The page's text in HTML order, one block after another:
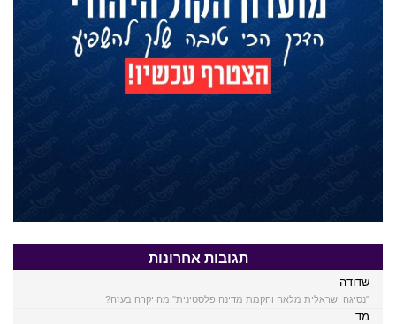
תגובות אחרונות
שדודה
"נסיגה ישראלית מלאה והקמת מדינה פלסטינית" מה יקרה בעזה?
מד